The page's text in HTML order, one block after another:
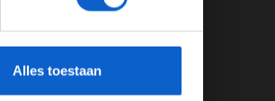
Alles toestaan